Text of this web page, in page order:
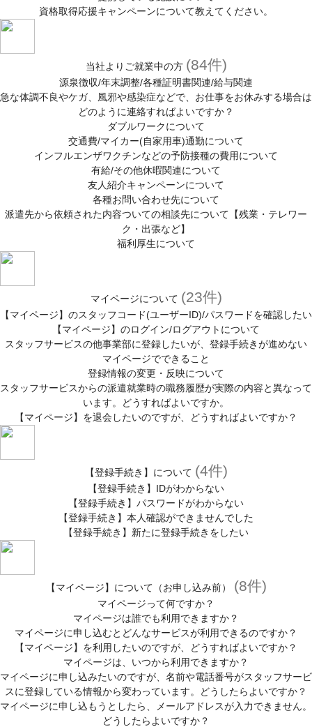
資格取得応援キャンペーンについて教えてください。
当社よりご就業中の方 (84件)
源泉徴収/年末調整/各種証明書関連/給与関連
急な体調不良やケガ、風邪や感染症などで、お仕事をお休みする場合は
どのように連絡すればよいですか？
ダブルワークについて
交通費/マイカー(自家用車)通勤について
インフルエンザワクチンなどの予防接種の費用について
有給/その他休暇関連について
友人紹介キャンペーンについて
各種お問い合わせ先について
派遣先から依頼された内容ついての相談先について【残業・テレワー
ク・出張など】
福利厚生について
マイページについて (23件)
【マイページ】のスタッフコード(ユーザーID)/パスワードを確認したい
【マイページ】のログイン/ログアウトについて
スタッフサービスの他事業部に登録したいが、登録手続きが進めない
マイページでできること
登録情報の変更・反映について
スタッフサービスからの派遣就業時の職務履歴が実際の内容と異なって
います。どうすればよいですか。
【マイページ】を退会したいのですが、どうすればよいですか？
【登録手続き】について (4件)
【登録手続き】IDがわからない
【登録手続き】パスワードがわからない
【登録手続き】本人確認ができませんでした
【登録手続き】新たに登録手続きをしたい
【マイページ】について（お申し込み前） (8件)
マイページって何ですか？
マイページは誰でも利用できますか？
マイページに申し込むとどんなサービスが利用できるのですか？
【マイページ】を利用したいのですが、どうすればよいですか？
マイページは、いつから利用できますか？
マイページに申し込みたいのですが、名前や電話番号がスタッフサービ
スに登録している情報から変わっています。どうしたらよいですか？
マイページに申し込もうとしたら、メールアドレスが入力できません。
どうしたらよいですか？